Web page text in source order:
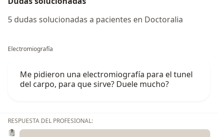
5 dudas solucionadas a pacientes en Doctoralia
Electromiografía
Me pidieron una electromiografía para el tunel
del carpo, para que sirve? Duele mucho?
RESPUESTA DEL PROFESIONAL: